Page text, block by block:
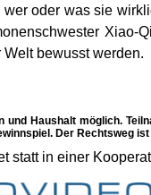
oder was sie
bewusst werden.
Haushalt möglich.
Der Rechtsweg
statt in einer